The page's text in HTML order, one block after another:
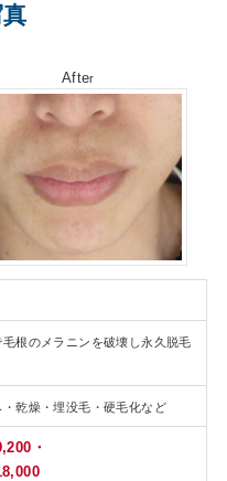
After
根のメラニンを破壊し永久脱毛
乾燥・埋没毛・硬毛化など
・